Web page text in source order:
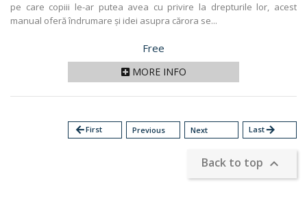
pe care copiii le-ar putea avea cu privire la drepturile lor, acest
manual oferă îndrumare și idei asupra cărora se...
Price
Free
MORE INFO
arrow_backFirst Previous Next Lastarrow_forward
Back to top 